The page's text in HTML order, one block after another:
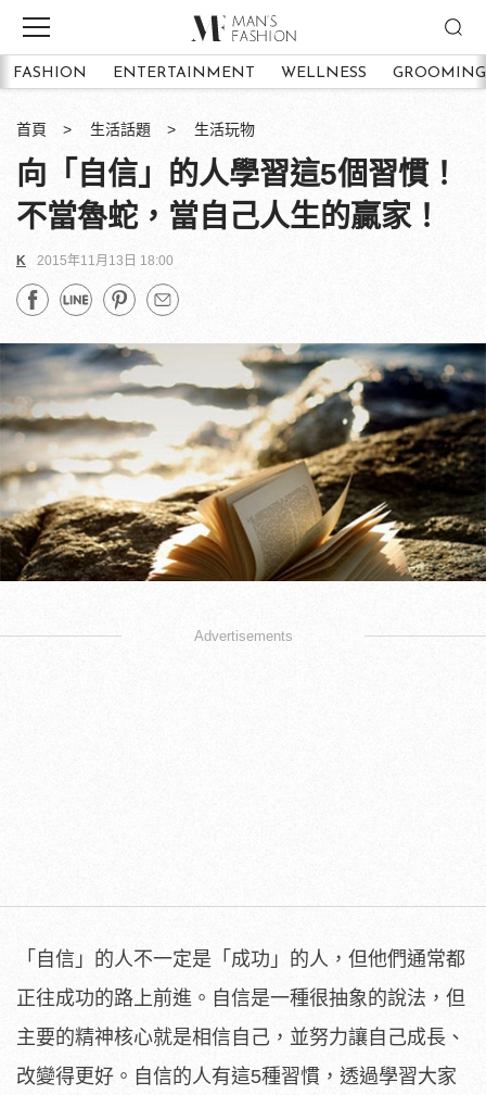
FASHION ENTERTAINMENT WELLNESS GROOMING
首頁 生活話題 生活玩物
向「自信」的人學習這5個習慣！
不當魯蛇，當自己人生的贏家！
K 2015年11月13日 18:00
Advertisements
「自信」的人不一定是「成功」的人，但他們通常都
正往成功的路上前進。自信是一種很抽象的說法，但
主要的精神核心就是相信自己，並努力讓自己成長、
改變得更好。自信的人有這5種習慣，透過學習大家